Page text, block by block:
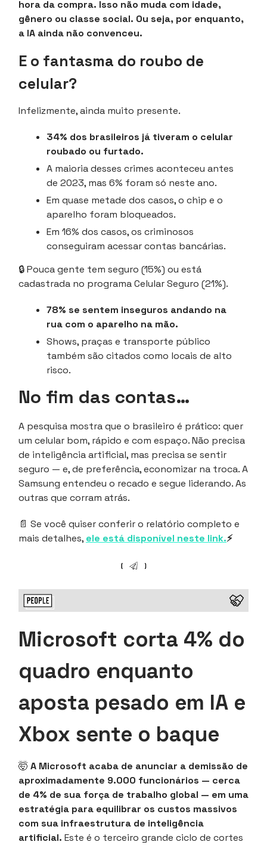
hora da compra. Isso não muda com idade,
gênero ou classe social. Ou seja, por enquanto,
a IA ainda não convenceu.
E o fantasma do roubo de
celular?
Infelizmente, ainda muito presente.
34% dos brasileiros já tiveram o celular
roubado ou furtado.
A maioria desses crimes aconteceu antes
de 2023, mas 6% foram só neste ano.
Em quase metade dos casos, o chip e o
aparelho foram bloqueados.
Em 16% dos casos, os criminosos
conseguiram acessar contas bancárias.
🔒 Pouca gente tem seguro (15%) ou está
cadastrada no programa Celular Seguro (21%).
78% se sentem inseguros andando na
rua com o aparelho na mão.
Shows, praças e transporte público
também são citados como locais de alto
risco.
No fim das contas…
A pesquisa mostra que o brasileiro é prático: quer
um celular bom, rápido e com espaço. Não precisa
de inteligência artificial, mas precisa se sentir
seguro — e, de preferência, economizar na troca. A
Samsung entendeu o recado e segue liderando. As
outras que corram atrás.
📄 Se você quiser conferir o relatório completo e
mais detalhes, ele está disponível neste link.⚡
Microsoft corta 4% do
quadro enquanto
aposta pesado em IA e
Xbox sente o baque
🤯 A Microsoft acaba de anunciar a demissão de
aproximadamente 9.000 funcionários — cerca
de 4% de sua força de trabalho global — em uma
estratégia para equilibrar os custos massivos
com sua infraestrutura de inteligência
artificial. Este é o terceiro grande ciclo de cortes